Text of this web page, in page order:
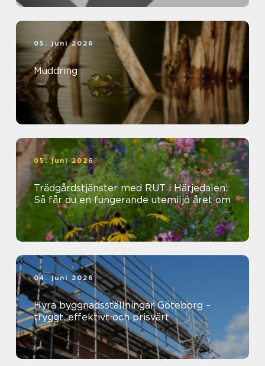
05. juni 2026
Muddring
05. juni 2026
Trädgårdstjänster med RUT i Härjedalen:
Så får du en fungerande utemiljö året om
04. juni 2026
Hyra byggnadsställningar Göteborg –
tryggt, effektivt och prisvärt